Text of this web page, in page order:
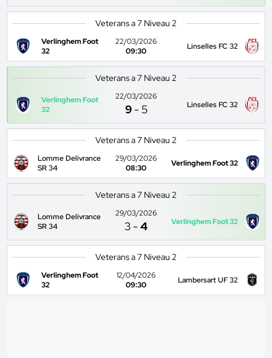
Veterans a 7 Niveau 2
Verlinghem Foot
32
22/03/2026
09:30
Linselles FC 32
Veterans a 7 Niveau 2
Verlinghem Foot
32
22/03/2026
9 - 5 Linselles FC 32
Veterans a 7 Niveau 2
Lomme Delivrance
SR 34
29/03/2026
08:30
Verlinghem Foot 32
Veterans a 7 Niveau 2
Lomme Delivrance
SR 34
29/03/2026
3 -4 Verlinghem Foot 32
Veterans a 7 Niveau 2
Verlinghem Foot
32
12/04/2026
09:30
Lambersart UF 32